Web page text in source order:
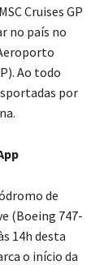
Cruises GP
no país no
Ao todo
por
de
(Boeing 747-
14h desta
o início da